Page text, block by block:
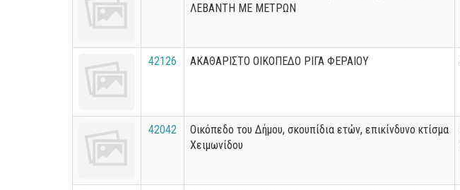
ΛΕΒΑΝΤΗ ΜΕ ΜΕΤΡΩΝ
42126 ΑΚΑΘΑΡΙΣΤΟ ΟΙΚΟΠΕΔΟ ΡΙΓΑ ΦΕΡΑΙΟΥ
42042
Οικόπεδο του Δήμου, σκουπίδια ετών, επικίνδυνο κτίσμα
Χειμωνίδου